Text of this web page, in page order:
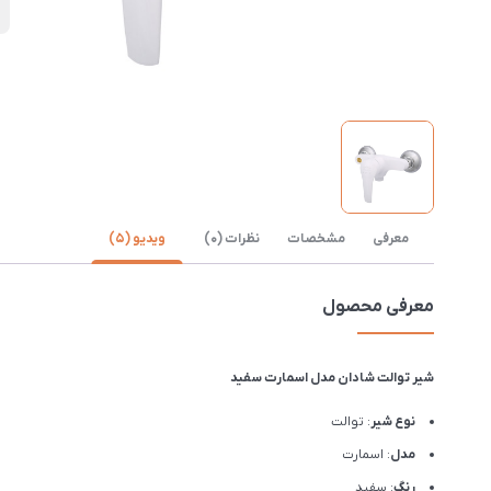
معرفی مشخصات نظرات (0) ویدیو (5)
معرفی محصول
شیر توالت شادان مدل اسمارت سفید
نوع شیر: توالت
مدل: اسمارت